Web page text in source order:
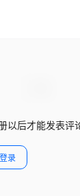
以后才能发表评
登录